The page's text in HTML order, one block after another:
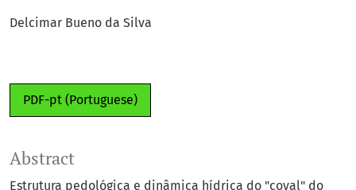
Delcimar Bueno da Silva
PDF-pt (Portuguese)
Abstract
Estrutura pedológica e dinâmica hídrica do "coval" do